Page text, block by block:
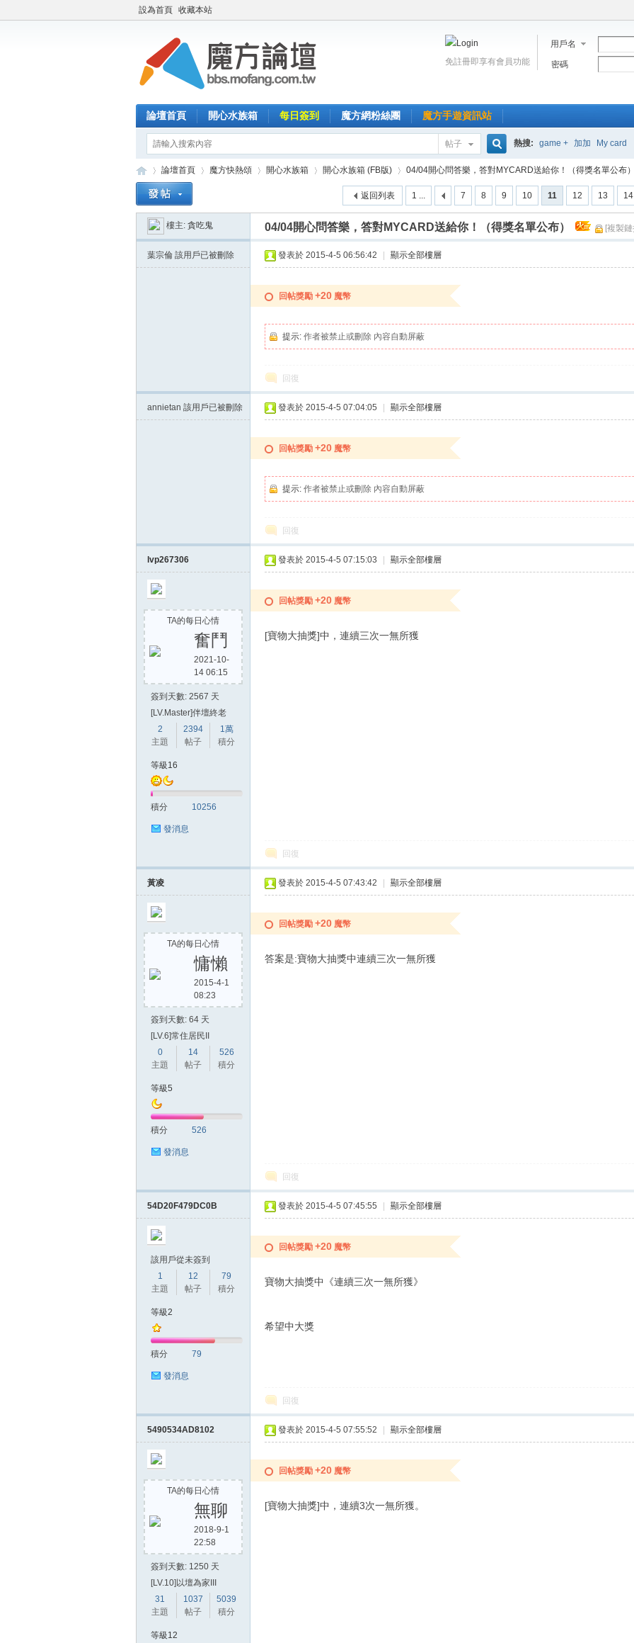
設為首頁 收藏本站
用戶名
密碼
免註冊即享有會員功能
論壇首頁 開心水族箱 每日簽到 魔方網粉絲團 魔方手遊資訊站
帖子
搜
索
熱搜: game + 加加 My card
»
論壇首頁
›
魔方快熱頌 開心水族箱
›
開心水族箱 (FB版)
›
04/04開心問答樂，答對MYCARD送給你！（得獎名單公布
1 ... 7 8 9 10 11 12 13 14
返回列表
樓主: 貪吃鬼 04/04開心問答樂，答對MYCARD送給你！（得獎名單公布） [複製
葉宗倫 該用戶已被刪除 發表於 2015-4-5 06:56:42 顯示全部樓層
回帖獎勵 +20 魔幣
提示: 作者被禁止或刪除 內容自動屏蔽
回復
annietan 該用戶已被刪除 發表於 2015-4-5 07:04:05 顯示全部樓層
回帖獎勵 +20 魔幣
提示: 作者被禁止或刪除 內容自動屏蔽
回復
lvp267306
TA的每日心情
奮鬥
2021-10-
14 06:15
簽到天數: 2567 天
[LV.Master]伴壇終老
2
主題
2394
帖子
1萬
積分
等級16
積分 10256
發消息
發表於 2015-4-5 07:15:03 顯示全部樓層
回帖獎勵 +20 魔幣
[寶物大抽獎]中，連續三次一無所獲
回復
黃凌
TA的每日心情
慵懶
2015-4-1
08:23
簽到天數: 64 天
[LV.6]常住居民II
0
主題
14
帖子
526
積分
等級5
積分 526
發消息
發表於 2015-4-5 07:43:42 顯示全部樓層
回帖獎勵 +20 魔幣
答案是:寶物大抽獎中連續三次一無所獲
回復
54D20F479DC0B
該用戶從未簽到
1
主題
12
帖子
79
積分
等級2
積分 79
發消息
發表於 2015-4-5 07:45:55 顯示全部樓層
回帖獎勵 +20 魔幣
寶物大抽獎中《連續三次一無所獲》
希望中大獎
回復
5490534AD8102
TA的每日心情
無聊
2018-9-1
22:58
簽到天數: 1250 天
[LV.10]以壇為家III
31
主題
1037
帖子
5039
積分
等級12
發表於 2015-4-5 07:55:52 顯示全部樓層
回帖獎勵 +20 魔幣
[寶物大抽獎]中，連續3次一無所獲。